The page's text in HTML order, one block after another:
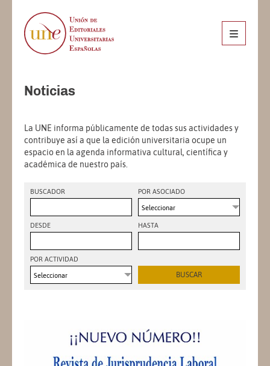
Noticias
La UNE informa públicamente de todas sus actividades y
contribuye así a que la edición universitaria ocupe un
espacio en la agenda informativa cultural, científica y
académica de nuestro país.
BUSCADOR POR ASOCIADO
Seleccionar
DESDE HASTA
POR ACTIVIDAD
Seleccionar